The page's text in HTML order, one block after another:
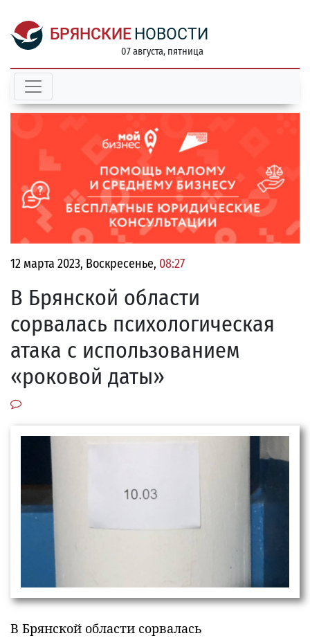
БРЯНСКИЕ НОВОСТИ
07 августа, пятница
12 марта 2023, Воскресенье, 08:27
В Брянской области
сорвалась психологическая
атака с использованием
«роковой даты»
В Брянской области сорвалась